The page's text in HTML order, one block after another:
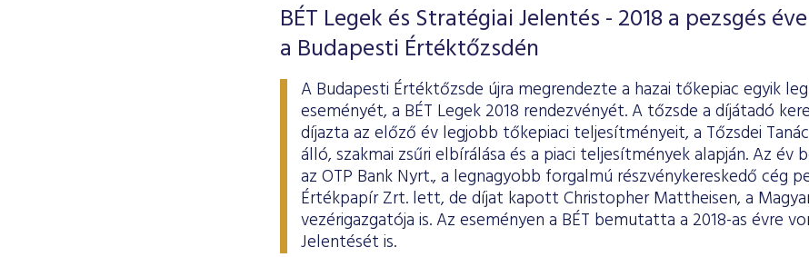
BÉT Legek és Stratégiai Jelentés - 2018 a pezsgés
a Budapesti Értéktőzsdén
A Budapesti Értéktőzsde újra megrendezte a hazai tőkepiac egyik
eseményét, a BÉT Legek 2018 rendezvényét. A tőzsde a díjátadó
díjazta az előző év legjobb tőkepiaci teljesítményeit, a Tőzsdei
álló, szakmai zsűri elbírálása és a piaci teljesítmények alapján. Az
az OTP Bank Nyrt., a legnagyobb forgalmú részvénykereskedő cég
Értékpapír Zrt. lett, de díjat kapott Christopher Mattheisen, a
vezérigazgatója is. Az eseményen a BÉT bemutatta a 2018-as évre
Jelentését is.